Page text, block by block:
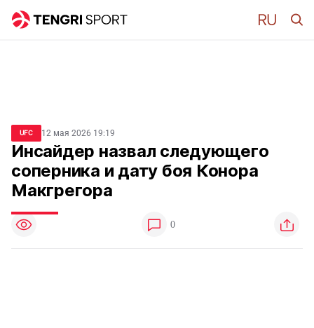
UFC 12 мая 2026 19:19
Инсайдер назвал следующего
соперника и дату боя Конора
Макгрегора
0